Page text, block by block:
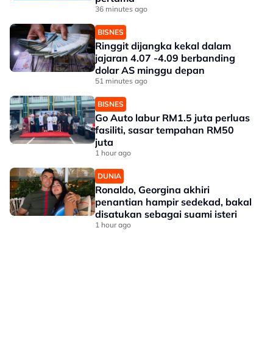
36 minutes ago
BISNES
Ringgit dijangka kekal dalam
jajaran 4.07 -4.09 berbanding
dolar AS minggu depan
51 minutes ago
BISNES
Go Auto labur RM1.5 juta perluas
fasiliti, sasar tempahan RM50
juta
1 hour ago
DUNIA
Ronaldo, Georgina akhiri
penantian hampir sedekad, bakal
disatukan sebagai suami isteri
1 hour ago